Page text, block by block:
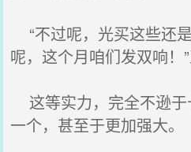
“不过呢，光买这些还
呢，这个月咱们发双响！
这等实力，完全不逊
一个，甚至于更加强大。